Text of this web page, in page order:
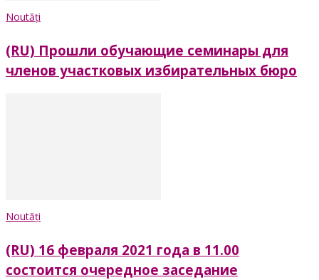
Noutăți
(RU) Прошли обучающие семинары для
членов участковых избирательных бюро
Noutăți
(RU) 16 февраля 2021 года в 11.00
состоится очередное заседание